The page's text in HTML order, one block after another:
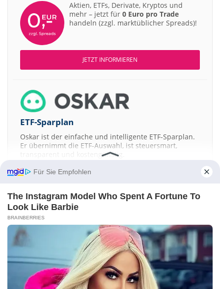
Aktien, ETFs, Derivate, Kryptos und
mehr – jetzt für 0 Euro pro Trade
handeln (zzgl. marktüblicher Spreads)!
JETZT INFORMIEREN
ETF-Sparplan
Oskar ist der einfache und intelligente ETF-Sparplan.
Er übernimmt die ETF-Auswahl, ist steuersmart,
transparent und kostengünstig.
JETZT MEHR ERFAHREN
Aktien ATX EuroStoxx 50 Dow Jones NASDAQ 100 Nikkei 225
S&P 500
Kontakt Impressum-Werbung
Barrierefreiheit
Sitemap-Datenschutz-Disclaimer-AGB -Privatsphäre-Einstellungen
Für Sie Empfohlen
The Instagram Model Who Spent A Fortune To
Look Like Barbie
BRAINBERRIES